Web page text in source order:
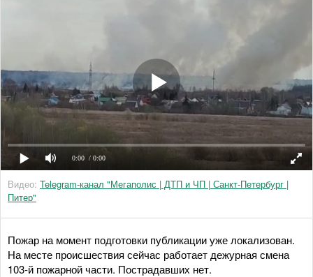
0:00 / 0:00
Видео: Telegram-канал "Мегаполис | ДТП и ЧП | Санкт-Петербург |
Питер"
Пожар на момент подготовки публикации уже локализован.
На месте происшествия сейчас работает дежурная смена
103-й пожарной части. Пострадавших нет.